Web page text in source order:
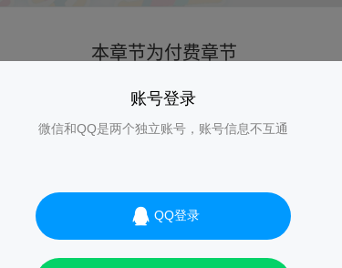
账号登录
微信和QQ是两个独立账号，账号信息不互通
QQ登录